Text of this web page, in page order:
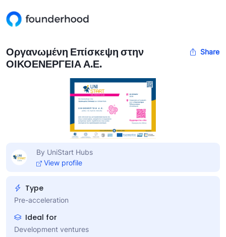
Οργανωμένη Επίσκεψη στην
ΟΙΚΟΕΝΕΡΓΕΙΑ Α.Ε.
Share
By UniStart Hubs
View profile
Type
Pre-acceleration
Ideal for
Development ventures